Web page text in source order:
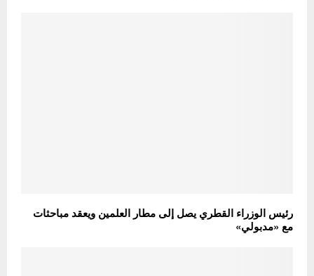
رئيس الوزراء القطري يصل إلى مطار العلمين ويعقد مباحثات
مع «مدبولي»